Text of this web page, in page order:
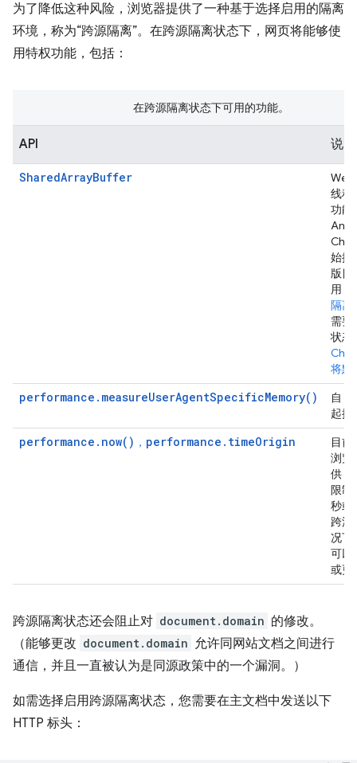
为了降低这种风险，浏览器提供了一种基于选择启用的隔离
环境，称为“跨源隔离”。在跨源隔离状态下，网页将能够使
用特权功能，包括：
API 说明
SharedArrayBuffer
线程
功能
始提
版目
用，
隔离
需要
状态
将默
performance.measureUserAgentSpecificMemory()
自
起提
performance.now() ， performance.timeOrigin
目前
浏览
供，
限制
秒或
跨源
况下
可以
或更
在跨源隔离状态下可用的功能。
跨源隔离状态还会阻止对 document.domain 的修改。
（能够更改 document.domain 允许同网站文档之间进行
通信，并且一直被认为是同源政策中的一个漏洞。）
如需选择启用跨源隔离状态，您需要在主文档中发送以下
HTTP 标头：